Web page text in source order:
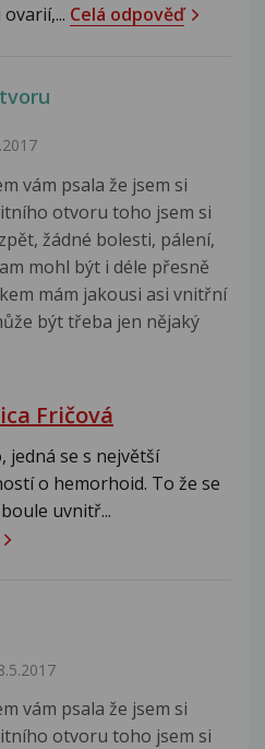
Celá odpověď
vám psala že jsem si
otvoru toho jsem si
žádné bolesti, pálení,
mohl být i déle přesně
mám jakousi asi vnitřní
být třeba jen nějaký
Fričová
jedná se s největší
o hemorhoid. To že se
uvnitř...
vám psala že jsem si
otvoru toho jsem si